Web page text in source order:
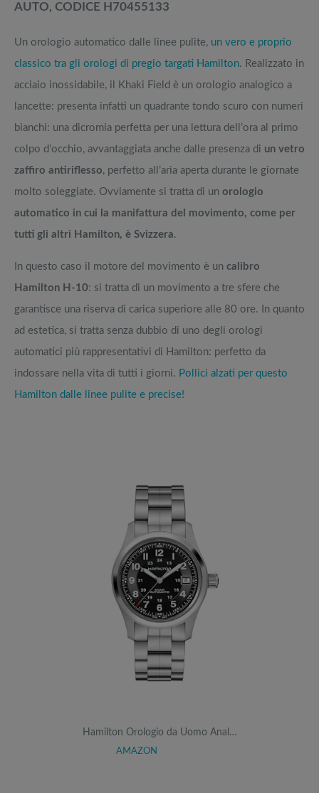
AUTO, CODICE H70455133
Un orologio automatico dalle linee pulite, un vero e proprio
classico tra gli orologi di pregio targati Hamilton. Realizzato in
acciaio inossidabile, il Khaki Field è un orologio analogico a
lancette: presenta infatti un quadrante tondo scuro con numeri
bianchi: una dicromia perfetta per una lettura dell’ora al primo
colpo d’occhio, avvantaggiata anche dalle presenza di un vetro
zaffiro antiriflesso, perfetto all’aria aperta durante le giornate
molto soleggiate. Ovviamente si tratta di un orologio
automatico in cui la manifattura del movimento, come per
tutti gli altri Hamilton, è Svizzera.
In questo caso il motore del movimento è un calibro
Hamilton H-10: si tratta di un movimento a tre sfere che
garantisce una riserva di carica superiore alle 80 ore. In quanto
ad estetica, si tratta senza dubbio di uno degli orologi
automatici più rappresentativi di Hamilton: perfetto da
indossare nella vita di tutti i giorni. Pollici alzati per questo
Hamilton dalle linee pulite e precise!
Hamilton Orologio da Uomo Anal…
AMAZON